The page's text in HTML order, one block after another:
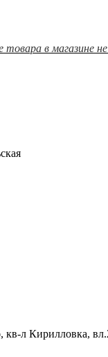
товара в магазине
кв-л Кирилловка,